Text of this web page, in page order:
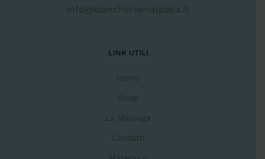
info@biancheriamalpaga.it
LINK UTILI
Home
Shop
La Malpaga
Contatti